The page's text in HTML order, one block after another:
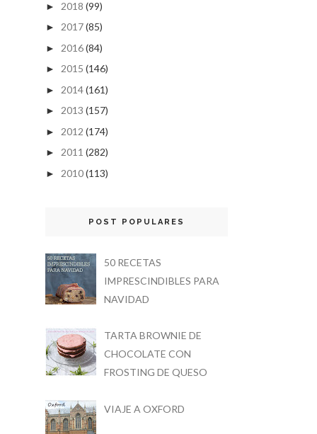
► 2018 (99)
► 2017(85)
► 2016(84)
► 2015 (146)
► 2014(161)
► 2013 (157)
► 2012 (174)
► 2011 (282)
► 2010(113)
POST POPULARES
50 RECETAS
IMPRESCINDIBLES PARA
NAVIDAD
TARTA BROWNIE DE
CHOCOLATE CON
FROSTING DE QUESO
VIAJE A OXFORD